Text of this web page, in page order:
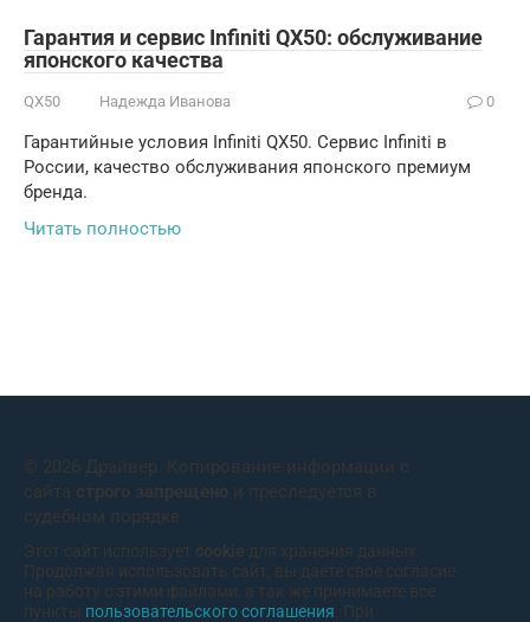
Гарантия и сервис Infiniti QX50: обслуживание
японского качества
QX50 Надежда Иванова 0
Гарантийные условия Infiniti QX50. Сервис Infiniti в
России, качество обслуживания японского премиум
бренда.
Читать полностью
© 2026 Драйвер. Копирование информации с
сайта строго запрещено и преследуется в
судебном порядке
Этот сайт использует cookie для хранения данных.
Продолжая использовать сайт, вы даете свое согласие
на работу с этими файлами, а так же принимаете все
пункты пользовательского соглашения . При